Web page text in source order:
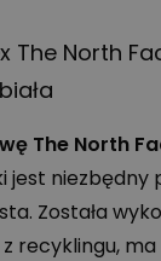
The North
The North
jest niezbędny
Została
recyklingu,